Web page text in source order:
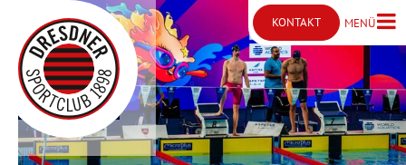
KONTAKT
Kontakt öffnen
MENÜMenü